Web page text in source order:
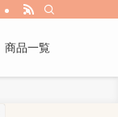
商品一覧